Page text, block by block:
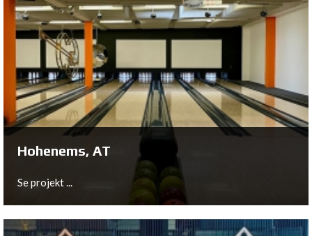
Edinburgh, UK
Se projekt ...
Hohenems, AT
Se projekt ...